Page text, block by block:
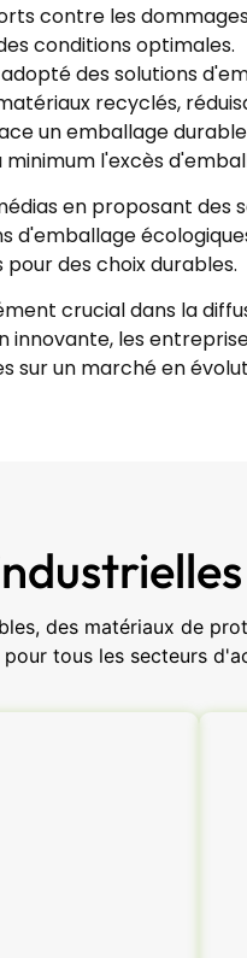
contre les
conditions optimales.
des solutions
recyclés,
un emballage
l'excès
en proposant des
d'emballage
des choix durables.
crucial dans la
les
un marché en
des matériaux de
tous les secteurs